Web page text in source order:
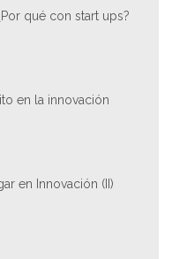
qué con start ups?
en la innovación
en Innovación (II)